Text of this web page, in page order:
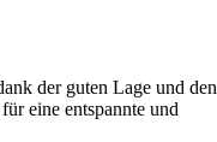
der guten Lage und den
eine entspannte und